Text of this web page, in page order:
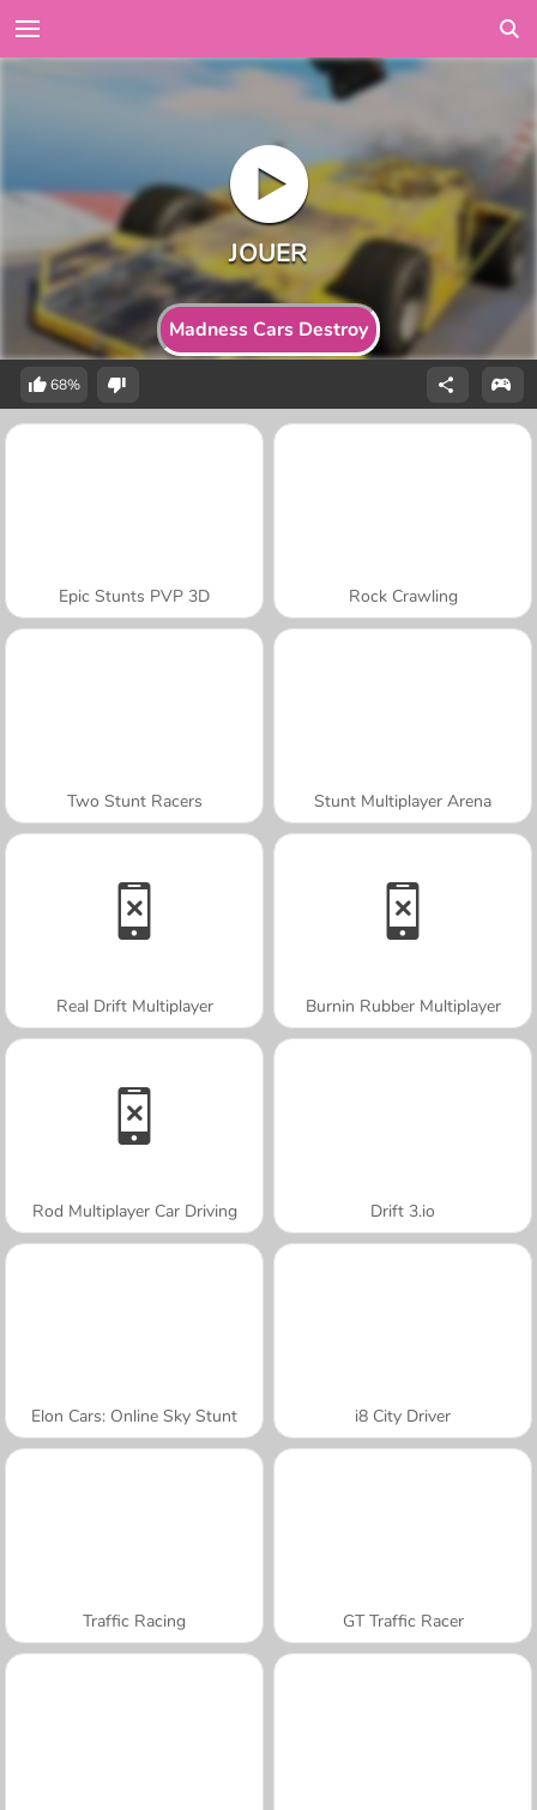
Madness Cars Destroy
68%
Epic Stunts PVP 3D Rock Crawling
Two Stunt Racers Stunt Multiplayer Arena
Real Drift Multiplayer Burnin Rubber Multiplayer
Rod Multiplayer Car Driving Drift 3.io
Elon Cars: Online Sky Stunt i8 City Driver
Traffic Racing GT Traffic Racer